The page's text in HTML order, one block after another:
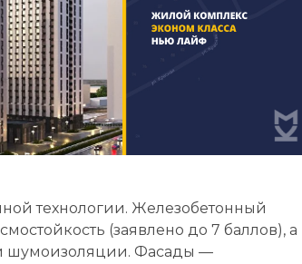
технологии. Железобетонный
(заявлено до 7 баллов), а
шумоизоляции. Фасады —